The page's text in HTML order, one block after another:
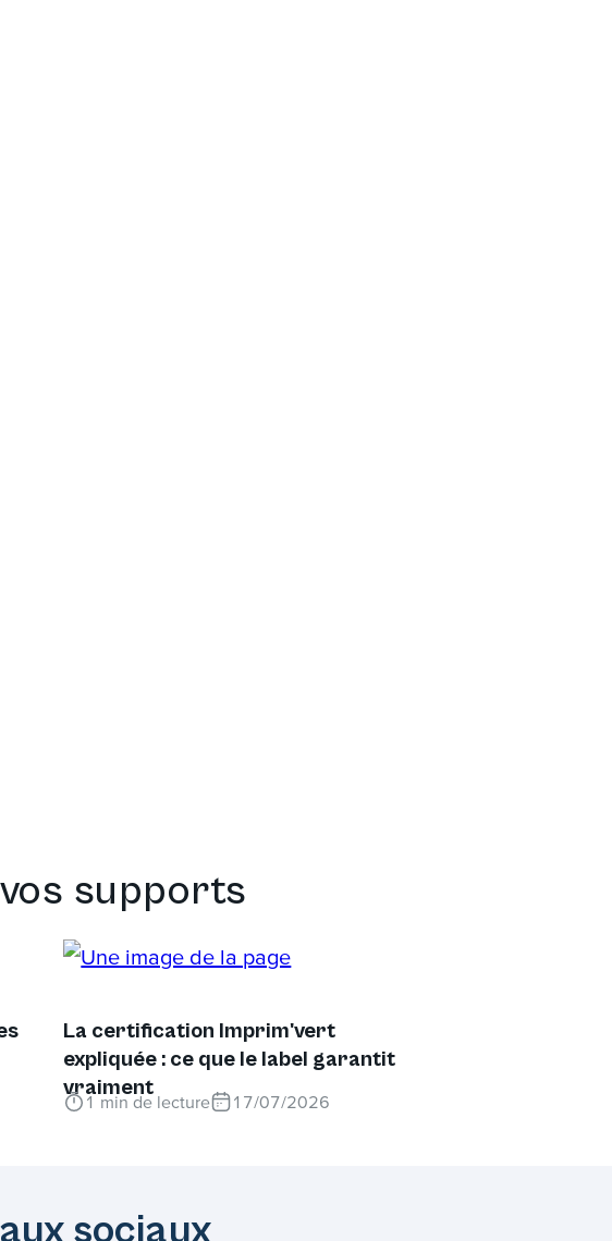
supports
La certification Imprim'vert
expliquée : ce que le label garantit
vraiment
1 min de lecture 17/07/2026
sociaux